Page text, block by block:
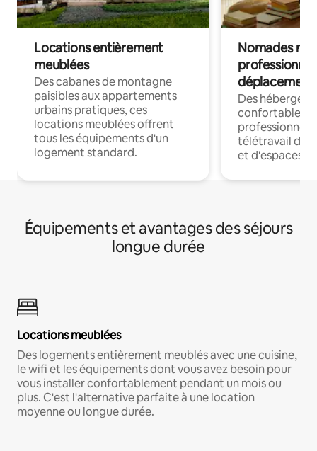
Locations entièrement
meublées
Des cabanes de montagne
paisibles aux appartements
urbains pratiques, ces
locations meublées offrent
tous les équipements d'un
logement standard.
Nomades
déplacement
Des
confortables
professionnels
télétravail
et d'espaces
Équipements et avantages des séjours
longue durée
Locations meublées
Des logements entièrement meublés avec une cuisine,
le wifi et les équipements dont vous avez besoin pour
vous installer confortablement pendant un mois ou
plus. C'est l'alternative parfaite à une location
moyenne ou longue durée.